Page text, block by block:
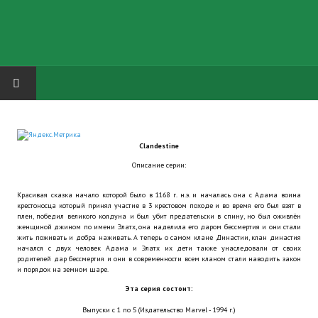
Русская биржа
Теневой кардинал для Обливиона
Aliens vs Predator 2 (Русские субтитры)
Clandestine
Описание серии:
Красивая сказка начало которой было в 1168 г. н.э. и началась она с Адама воина
крестоносца который принял участие в 3 крестовом походе и во время его был взят в
плен, победил великого колдуна и был убит предательски в спину, но был оживлён
женщиной джином по имени Элатх, она наделила его даром бессмертия и они стали
жить поживать и добра наживать. А теперь о самом клане Династии, клан династия
начался с двух человек Адама и Элатх их дети также унаследовали от своих
родителей дар бессмертия и они в современности всем кланом стали наводить закон
и порядок на земном шаре.
Эта серия состоит:
Выпуски с 1 по 5 (Издательство Marvel - 1994 г.)